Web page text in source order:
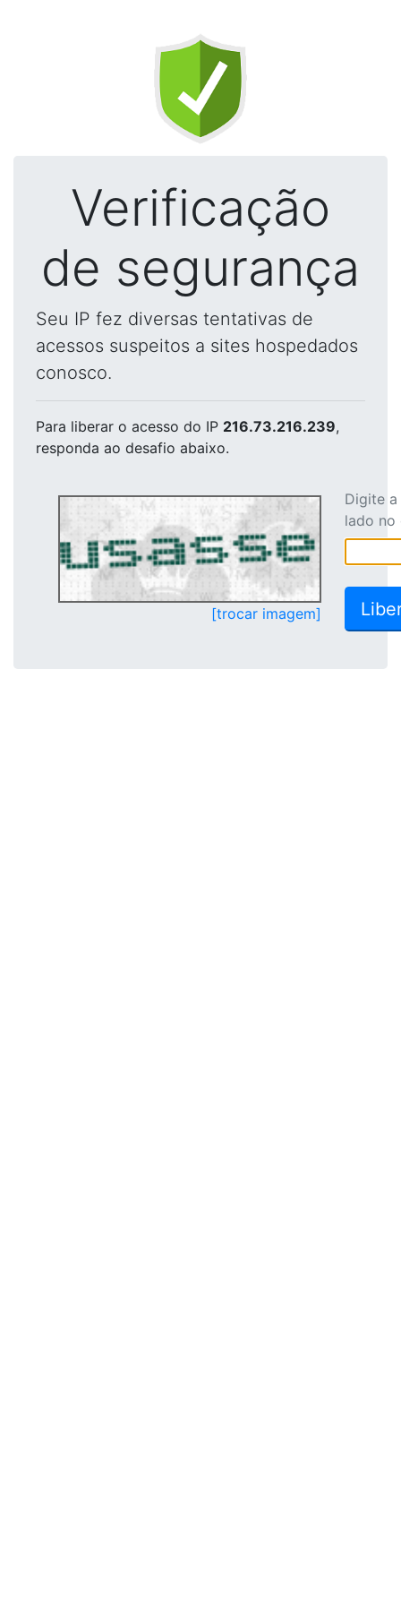
Verificação
de segurança
Seu IP fez diversas tentativas de
acessos suspeitos a sites hospedados
conosco.
Para liberar o acesso do IP 216.73.216.239,
responda ao desafio abaixo.
[trocar imagem]
Digite
lado no